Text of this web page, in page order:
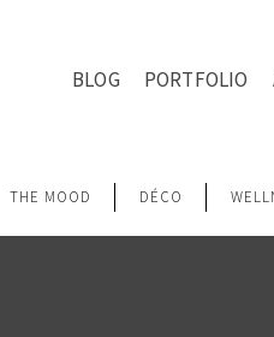
BLOG PORTFOLIO
THE MOOD DÉCO